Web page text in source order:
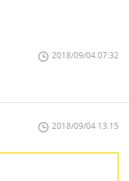
2018/09/04 07:32
2018/09/04 13:15